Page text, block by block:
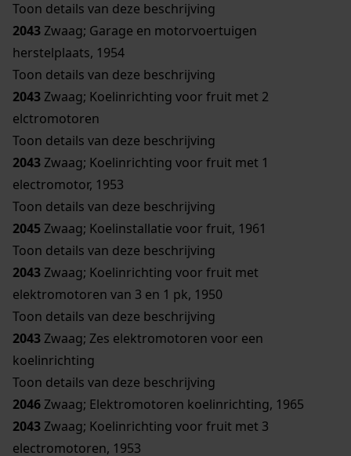
Toon details van deze beschrijving
2043Zwaag; Garage en motorvoertuigen
herstelplaats, 1954
Toon details van deze beschrijving
2043Zwaag; Koelinrichting voor fruit met 2
elctromotoren
Toon details van deze beschrijving
2043Zwaag; Koelinrichting voor fruit met 1
electromotor, 1953
Toon details van deze beschrijving
2045Zwaag; Koelinstallatie voor fruit, 1961
Toon details van deze beschrijving
2043Zwaag; Koelinrichting voor fruit met
elektromotoren van 3 en 1 pk, 1950
Toon details van deze beschrijving
2043Zwaag; Zes elektromotoren voor een
koelinrichting
Toon details van deze beschrijving
2046Zwaag; Elektromotoren koelinrichting, 1965
2043Zwaag; Koelinrichting voor fruit met 3
electromotoren, 1953